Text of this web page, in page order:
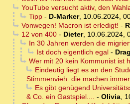
YouTube versucht aktiv, den
Tipp- D-Marker, 10.06.2024,
Vonwegen! Macron ist erledigt! -
12 von 400- Dieter, 10.06.2024,
In 30 Jahren werden die
Ist doch eigentlich egal-
Wer mit 20 kein Kommunist ist
Eindeutig liegt es an den
Stimmenvieh: die machen
Es gibt genügend
& Co. ein Gastspiel.... - Olivia,